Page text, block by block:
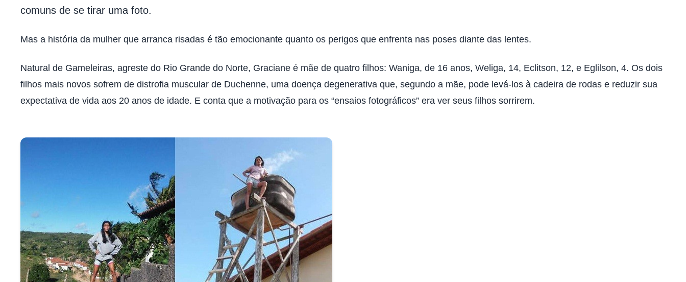
comuns de se tirar uma foto.
Mas a história da mulher que arranca risadas é tão emocionante quanto os perigos que enfrenta nas poses diante das lentes.
Natural de Gameleiras, agreste do Rio Grande do Norte, Graciane é mãe de quatro filhos: Waniga, de 16 anos, Weliga, 14, Eclitson, 12, e Eglilson, 4. Os dois
filhos mais novos sofrem de distrofia muscular de Duchenne, uma doença degenerativa que, segundo a mãe, pode levá-los à cadeira de rodas e reduzir sua
expectativa de vida aos 20 anos de idade. E conta que a motivação para os “ensaios fotográficos” era ver seus filhos sorrirem.